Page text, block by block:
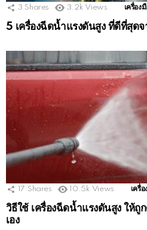
3 Shares 3.2k Views เครื่อง
5 เครื่องฉีดน้ำแรงดันสูง ที่ดีที่สุด
17 Shares 10.5k Views เครื่
วิธีใช้ เครื่องฉีดน้ำแรงดันสูง ให้
เอง